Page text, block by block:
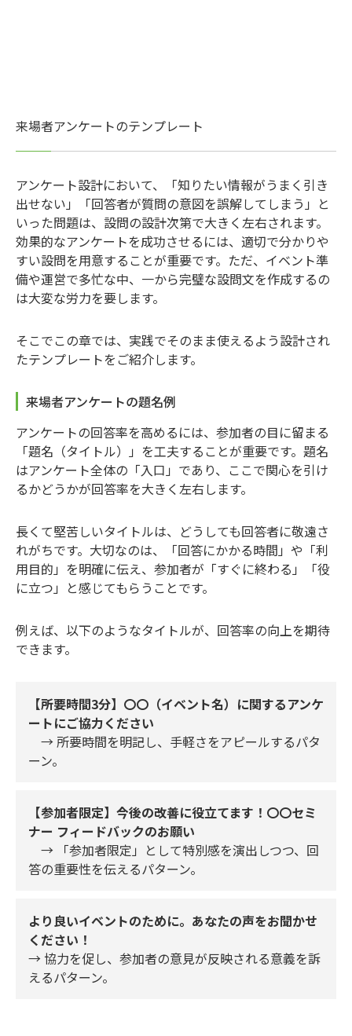
来場者アンケートのテンプレート
アンケート設計において、「知りたい情報がうまく引き
出せない」「回答者が質問の意図を誤解してしまう」と
いった問題は、設問の設計次第で大きく左右されます。
効果的なアンケートを成功させるには、適切で分かりや
すい設問を用意することが重要です。ただ、イベント準
備や運営で多忙な中、一から完璧な設問文を作成するの
は大変な労力を要します。
そこでこの章では、実践でそのまま使えるよう設計され
たテンプレートをご紹介します。
来場者アンケートの題名例
アンケートの回答率を高めるには、参加者の目に留まる
「題名（タイトル）」を工夫することが重要です。題名
はアンケート全体の「入口」であり、ここで関心を引け
るかどうかが回答率を大きく左右します。
長くて堅苦しいタイトルは、どうしても回答者に敬遠さ
れがちです。大切なのは、「回答にかかる時間」や「利
用目的」を明確に伝え、参加者が「すぐに終わる」「役
に立つ」と感じてもらうことです。
例えば、以下のようなタイトルが、回答率の向上を期待
できます。
【所要時間3分】〇〇（イベント名）に関するアンケ
ートにご協力ください
→ 所要時間を明記し、手軽さをアピールするパタ
ーン。
【参加者限定】今後の改善に役立てます！〇〇セミ
ナー フィードバックのお願い
→ 「参加者限定」として特別感を演出しつつ、回
答の重要性を伝えるパターン。
より良いイベントのために。あなたの声をお聞かせ
ください！
→ 協力を促し、参加者の意見が反映される意義を訴
えるパターン。